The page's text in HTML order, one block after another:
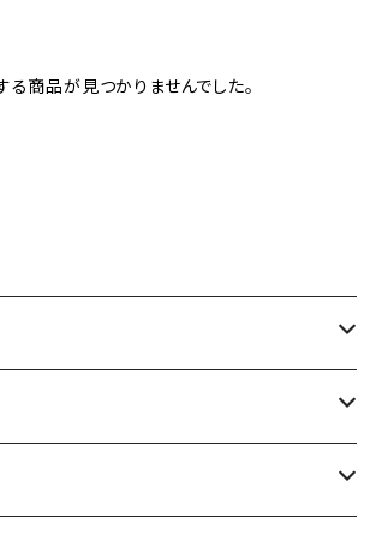
る商品が見つかりませんでした。
もくらん）
（ろこう）